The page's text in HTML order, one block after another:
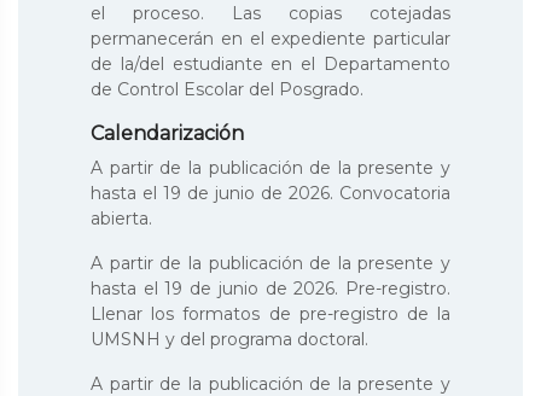
el proceso. Las copias cotejadas
permanecerán en el expediente particular
de la/del estudiante en el Departamento
de Control Escolar del Posgrado.
Calendarización
A partir de la publicación de la presente y
hasta el 19 de junio de 2026. Convocatoria
abierta.
A partir de la publicación de la presente y
hasta el 19 de junio de 2026. Pre-registro.
Llenar los formatos de pre-registro de la
UMSNH y del programa doctoral.
A partir de la publicación de la presente y